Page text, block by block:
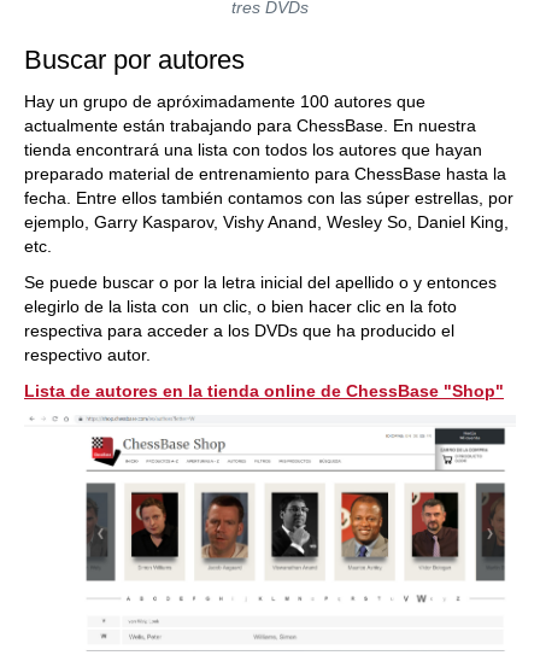
tres DVDs
Buscar por autores
Hay un grupo de apróximadamente 100 autores que
actualmente están trabajando para ChessBase. En nuestra
tienda encontrará una lista con todos los autores que hayan
preparado material de entrenamiento para ChessBase hasta la
fecha. Entre ellos también contamos con las súper estrellas, por
ejemplo, Garry Kasparov, Vishy Anand, Wesley So, Daniel King,
etc.
Se puede buscar o por la letra inicial del apellido o y entonces
elegirlo de la lista con un clic, o bien hacer clic en la foto
respectiva para acceder a los DVDs que ha producido el
respectivo autor.
Lista de autores en la tienda online de ChessBase "Shop"